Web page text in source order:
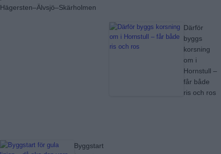
Hägersten–Älvsjö–Skärholmen
Därför
byggs
korsning
om i
Hornstull –
får både
ris och ros
Byggstart